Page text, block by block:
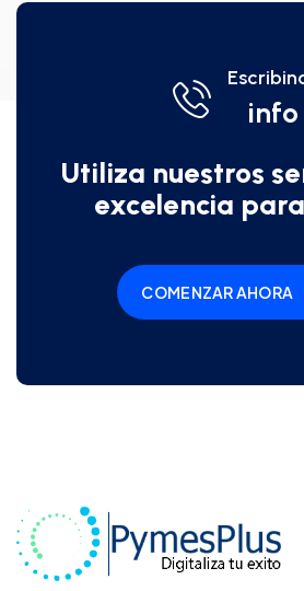
info
Utiliza nuestros
excelencia
COMENZAR AHORA